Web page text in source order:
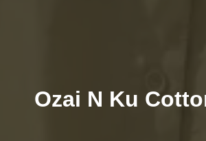
Ozai N Ku